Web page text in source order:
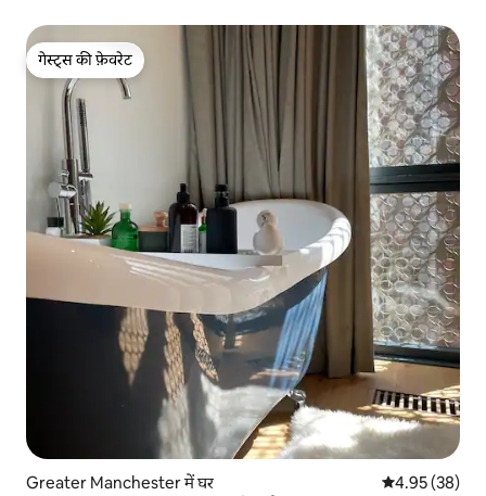
गेस्ट्स की फ़ेवरेट
गेस्ट्स की फ़ेवरेट
Greater Manchester में घर औसत रेटिंग 5 में
4.95 (38)